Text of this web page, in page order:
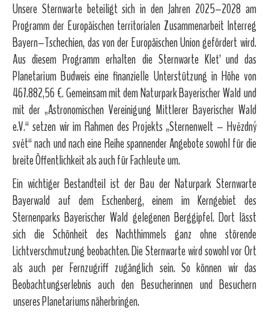
Unsere Sternwarte beteiligt sich in den Jahren 2025–2028 am
Programm der Europäischen territorialen Zusammenarbeit Interreg
Bayern–Tschechien, das von der Europäischen Union gefördert wird.
Aus diesem Programm erhalten die Sternwarte Kleť und das
Planetarium Budweis eine finanzielle Unterstützung in Höhe von
467.882,56 €. Gemeinsam mit dem Naturpark Bayerischer Wald und
mit der „Astronomischen Vereinigung Mittlerer Bayerischer Wald
e.V.“ setzen wir im Rahmen des Projekts „Sternenwelt – Hvězdný
svět“ nach und nach eine Reihe spannender Angebote sowohl für die
breite Öffentlichkeit als auch für Fachleute um.
Ein wichtiger Bestandteil ist der Bau der Naturpark Sternwarte
Bayerwald auf dem Eschenberg, einem im Kerngebiet des
Sternenparks Bayerischer Wald gelegenen Berggipfel. Dort lässt
sich die Schönheit des Nachthimmels ganz ohne störende
Lichtverschmutzung beobachten. Die Sternwarte wird sowohl vor Ort
als auch per Fernzugriff zugänglich sein. So können wir das
Beobachtungserlebnis auch den Besucherinnen und Besuchern
unseres Planetariums näherbringen.